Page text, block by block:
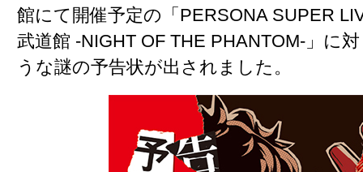
館にて開催予定の「PERSONA SUPER
武道館 -NIGHT OF THE PHANTOM-」 に
うな謎の予告状が出されました。